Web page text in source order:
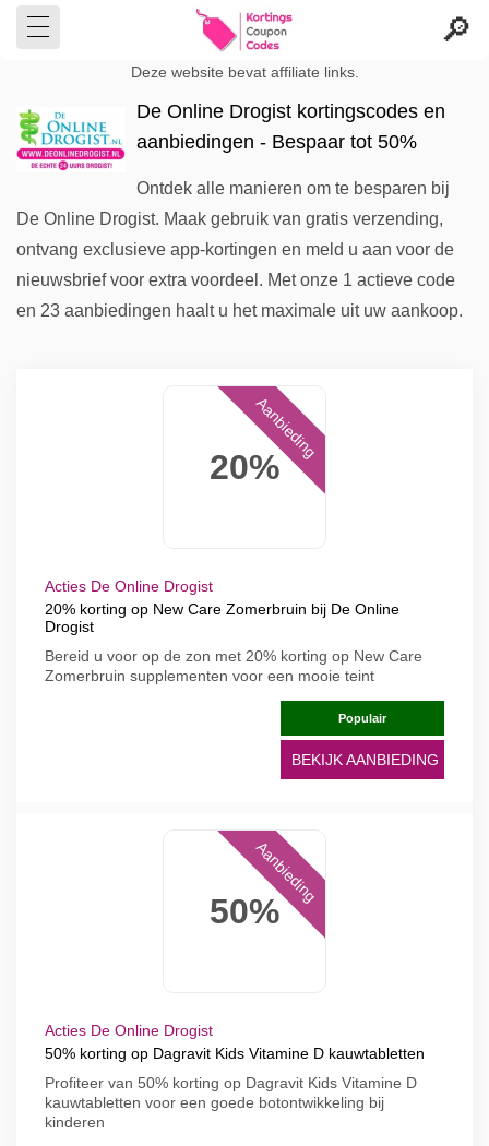
Deze website bevat affiliate links.
De Online Drogist kortingscodes en
aanbiedingen - Bespaar tot 50%
Ontdek alle manieren om te besparen bij
De Online Drogist. Maak gebruik van gratis verzending,
ontvang exclusieve app-kortingen en meld u aan voor de
nieuwsbrief voor extra voordeel. Met onze 1 actieve code
en 23 aanbiedingen haalt u het maximale uit uw aankoop.
20%
Aanbieding
Acties De Online Drogist
20% korting op New Care Zomerbruin bij De Online
Drogist
Bereid u voor op de zon met 20% korting op New Care
Zomerbruin supplementen voor een mooie teint
Populair
BEKIJK AANBIEDING
50%
Aanbieding
Acties De Online Drogist
50% korting op Dagravit Kids Vitamine D kauwtabletten
Profiteer van 50% korting op Dagravit Kids Vitamine D
kauwtabletten voor een goede botontwikkeling bij
kinderen